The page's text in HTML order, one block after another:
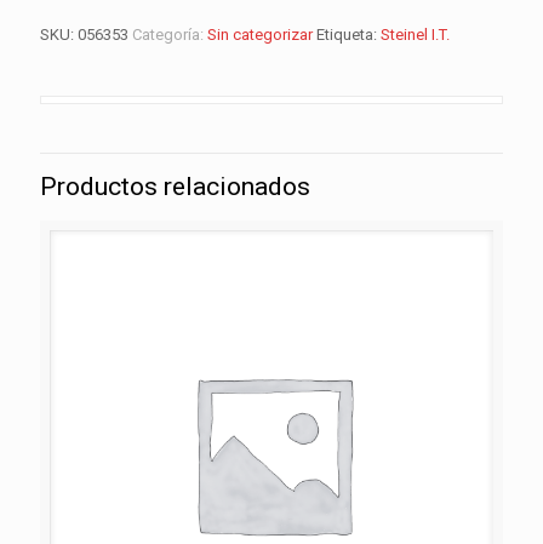
SKU: 056353 Categoría: Sin categorizar Etiqueta: Steinel I.T.
Productos relacionados